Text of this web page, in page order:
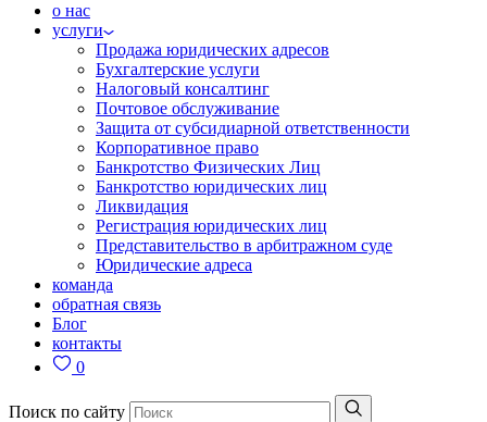
о нас
услуги
Продажа юридических адресов
Бухгалтерские услуги
Налоговый консалтинг
Почтовое обслуживание
Защита от субсидиарной ответственности
Корпоративное право
Банкротство Физических Лиц
Банкротство юридических лиц
Ликвидация
Регистрация юридических лиц
Представительство в арбитражном суде
Юридические адреса
команда
обратная связь
Блог
контакты
0
Поиск по сайту